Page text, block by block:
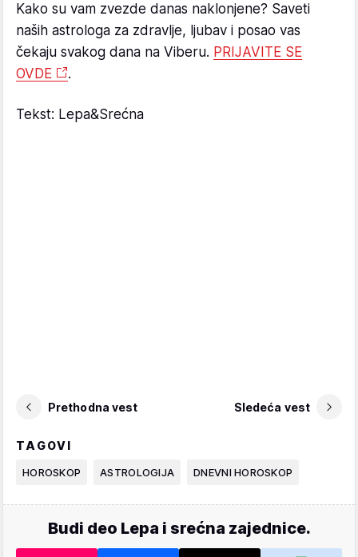
Kako su vam zvezde danas naklonjene? Saveti
naših astrologa za zdravlje, ljubav i posao vas
čekaju svakog dana na Viberu. PRIJAVITE SE
OVDE
.
Tekst: Lepa&Srećna
Prethodna vest Sledeća vest
TAGOVI
HOROSKOP ASTROLOGIJA DNEVNI HOROSKOP
Budi deo Lepa i srećna zajednice.